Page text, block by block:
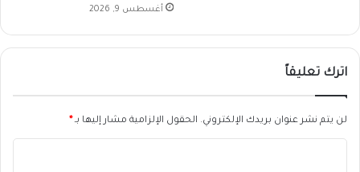
أغسطس 9, 2026
اترك تعليقاً
لن يتم نشر عنوان بريدك الإلكتروني. الحقول الإلزامية مشار إليها بـ*